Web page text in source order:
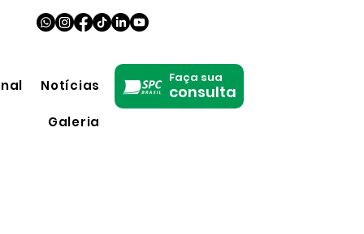
Notícias
Galeria
Faça sua
consulta